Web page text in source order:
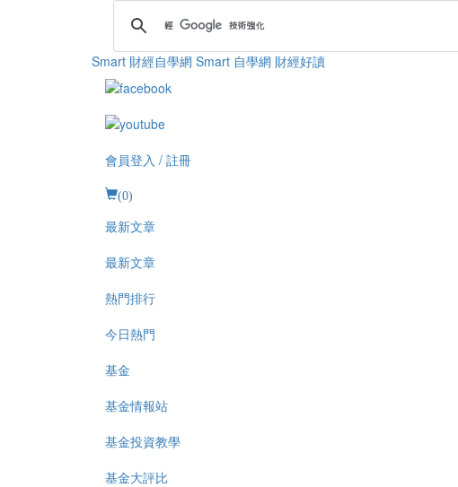
Smart 財經自學網 Smart 自學網 財經好讀
會員登入 / 註冊
(0)
最新文章
最新文章
熱門排行
今日熱門
基金
基金情報站
基金投資教學
基金大評比